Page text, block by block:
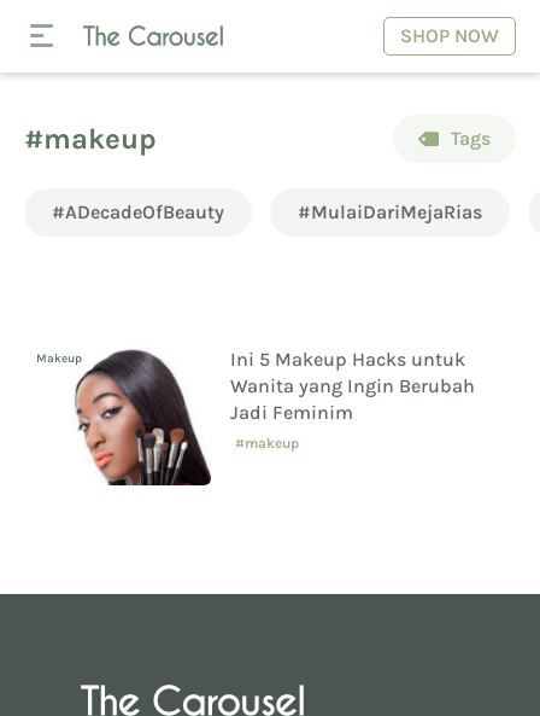
SHOP NOW
#makeup Tags
#ADecadeOfBeauty #MulaiDariMejaRias
Makeup
Ini 5 Makeup Hacks untuk
Wanita yang Ingin Berubah
Jadi Feminim
#makeup